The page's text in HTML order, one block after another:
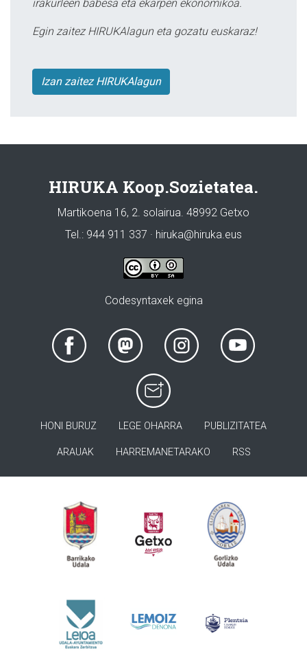
irakurleen babesa eta ekarpen ekonomikoa.
Egin zaitez HIRUKAlagun eta gozatu euskaraz!
Izan zaitez HIRUKAlagun
HIRUKA Koop.Sozietatea.
Martikoena 16, 2. solairua. 48992 Getxo
Tel.: 944 911 337 · hiruka@hiruka.eus
Codesyntaxek egina
HONI BURUZ LEGE OHARRA PUBLIZITATEA
ARAUAK HARREMANETARAKO RSS